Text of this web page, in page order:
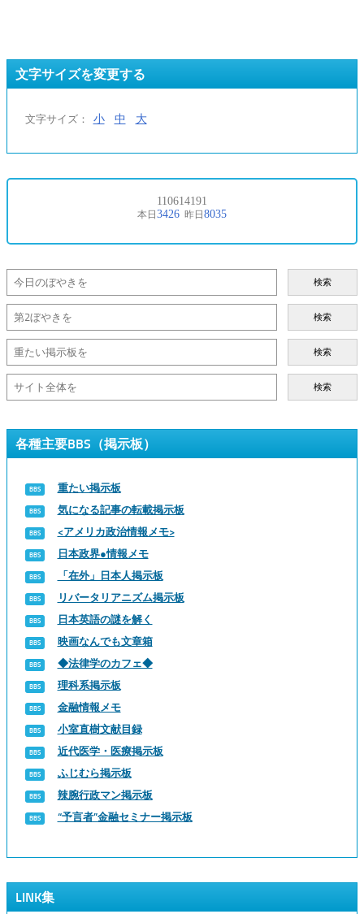
文字サイズを変更する
文字サイズ： 小 中 大
検索
検索
検索
検索
各種主要BBS（掲示板）
重たい掲示板
気になる記事の転載掲示板
<アメリカ政治情報メモ>
日本政界●情報メモ
「在外」日本人掲示板
リバータリアニズム掲示板
日本英語の謎を解く
映画なんでも文章箱
◆法律学のカフェ◆
理科系掲示板
金融情報メモ
小室直樹文献目録
近代医学・医療掲示板
ふじむら掲示板
辣腕行政マン掲示板
“予言者”金融セミナー掲示板
LINK集